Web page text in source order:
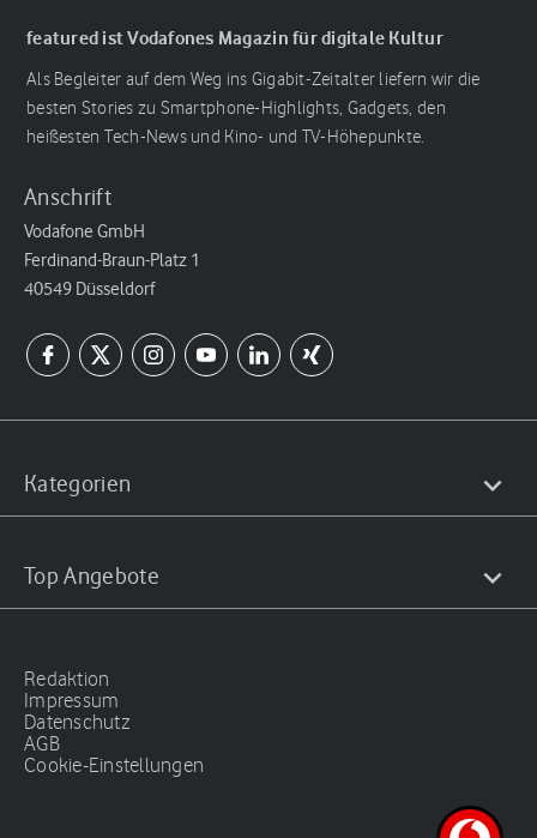
featured ist Vodafones Magazin für digitale Kultur
Als Begleiter auf dem Weg ins Gigabit-Zeitalter liefern wir die
besten Stories zu Smartphone-Highlights, Gadgets, den
heißesten Tech-News und Kino- und TV-Höhepunkte.
Anschrift
Vodafone GmbH
Ferdinand-Braun-Platz 1
40549 Düsseldorf
Kategorien
Top Angebote
Redaktion
Impressum
Datenschutz
AGB
Cookie-Einstellungen